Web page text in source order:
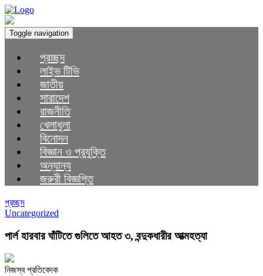
Toggle navigation
প্রচ্ছদ
লাইভ টিভি
জাতীয়
সারাদেশ
রাজনীতি
খেলাধুলা
বিনোদন
বিজ্ঞান ও প্রযুক্তি
অন্যান্য
জরুরী বিজ্ঞপ্তি
প্রচ্ছদ
Uncategorized
পার্ল হারবার ঘাঁটিতে গুলিতে আহত ৩, বন্দুকধারীর আত্মহত্যা
নিজস্ব প্রতিবেদক